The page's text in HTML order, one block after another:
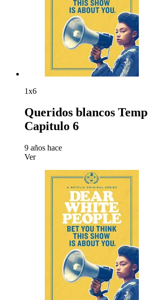
1x6
Queridos blancos
Capitulo 6
9 años hace
Ver